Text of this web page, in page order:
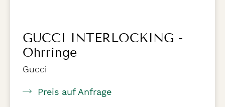
GUCCI INTERLOCKING -
Ohrringe
Gucci
Preis auf Anfrage